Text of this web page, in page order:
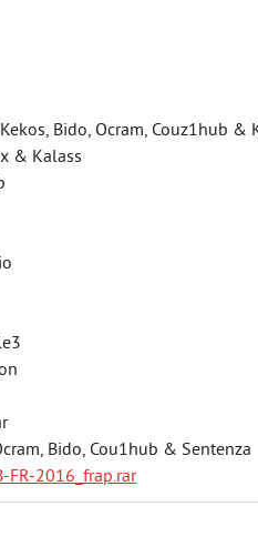
Bido, Ocram, Couz1hub &
& Kalass
Bido, Cou1hub & Sentenza
FR-2016_frap.rar